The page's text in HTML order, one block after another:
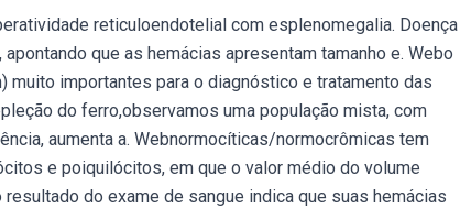
reticuloendotelial com esplenomegalia. Doença
que as hemácias apresentam tamanho e. Webo
importantes para o diagnóstico e tratamento das
do ferro,observamos uma população mista, com
aumenta a. Webnormocíticas/normocrômicas tem
e poiquilócitos, em que o valor médio do volume
do exame de sangue indica que suas hemácias